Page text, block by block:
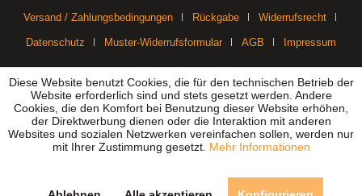
Versand / Zahlungsbedingungen Rückgabe Widerrufsrecht
Datenschutz Muster-Widerrufsformular AGB
Impressum
Diese Website benutzt Cookies, die für den technischen Betrieb der
Website erforderlich sind und stets gesetzt werden. Andere
Cookies, die den Komfort bei Benutzung dieser Website erhöhen,
der Direktwerbung dienen oder die Interaktion mit anderen
Websites und sozialen Netzwerken vereinfachen sollen, werden nur
mit Ihrer Zustimmung gesetzt. Mehr Informationen